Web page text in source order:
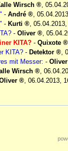
Wirsch ,
- André ,
- Kurti ,
- Oliver ,
KITA? - Quixote
KITA? - Detektor ,
mit Messer: - Oliver
Wirsch ,
, 06.04.2013,